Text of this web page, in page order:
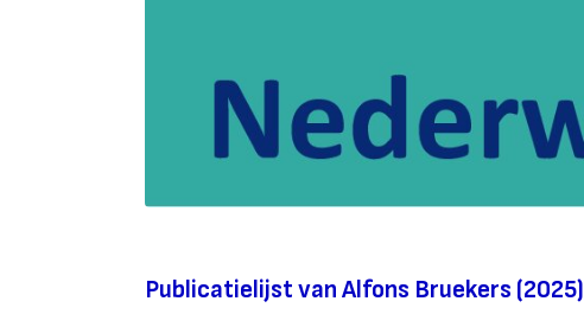
Publicatielijst van Alfons Bruekers (2025)